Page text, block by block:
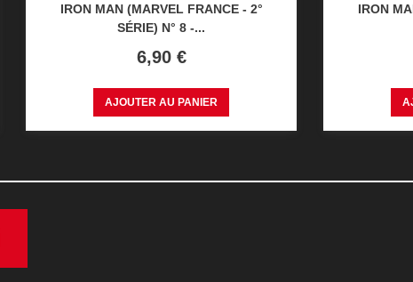
IRON MAN (MARVEL FRANCE - 2°
SÉRIE) N° 8 -...
Prix
6,90 €
AJOUTER AU PANIER
IRON